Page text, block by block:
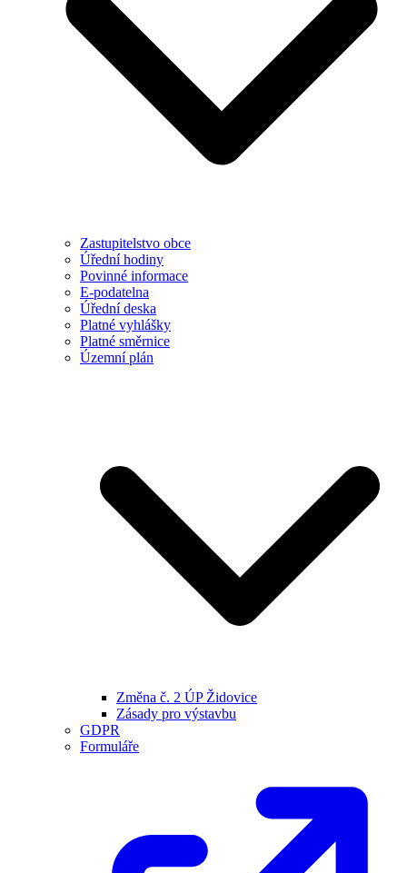
Zastupitelstvo obce
Úřední hodiny
Povinné informace
E-podatelna
Úřední deska
Platné vyhlášky
Platné směrnice
Územní plán
Změna č. 2 ÚP Židovice
Zásady pro výstavbu
GDPR
Formuláře